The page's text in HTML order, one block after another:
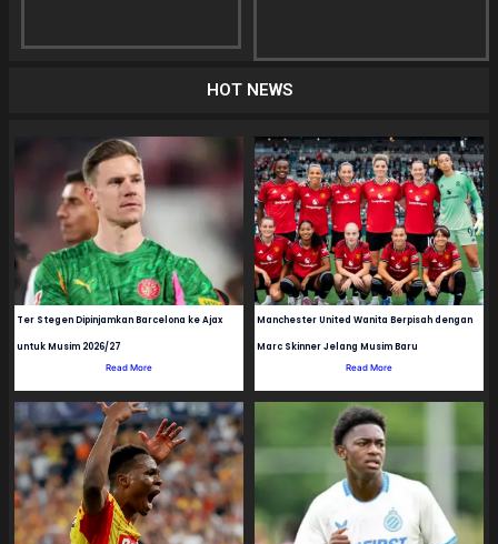
HOT NEWS
Ter Stegen Dipinjamkan Barcelona ke Ajax
untuk Musim 2026/27
Read More
Manchester United Wanita Berpisah dengan
Marc Skinner Jelang Musim Baru
Read More